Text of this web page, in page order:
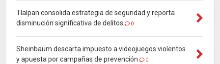
Tlalpan consolida estrategia de seguridad y reporta
disminución significativa de delitos
0
Sheinbaum descarta impuesto a videojuegos violentos
y apuesta por campañas de prevención
0